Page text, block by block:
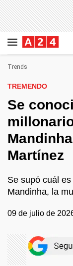
Trends
TREMENDO
Se
Martínez
Se supó cuál
Mandinha, la
09 de julio de